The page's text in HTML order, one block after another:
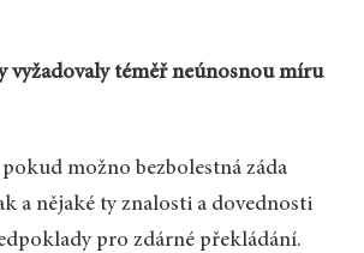
vyžadovaly téměř neúnosnou míru
možno bezbolestná záda
a nějaké ty znalosti a dovednosti
pro zdárné překládání.